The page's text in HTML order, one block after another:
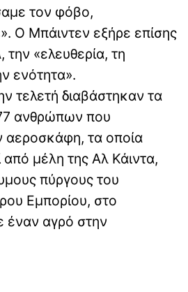
τον φόβο,
Ο Μπάιντεν εξήρε επίσης
την «ελευθερία, τη
ενότητα».
τελετή διαβάστηκαν τα
ανθρώπων που
τα οποία
από μέλη της Αλ Κάιντα,
πύργους του
Εμπορίου, στο
έναν αγρό στην